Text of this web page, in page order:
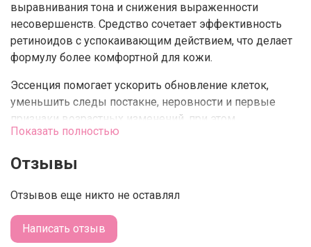
выравнивания тона и снижения выраженности
несовершенств. Средство сочетает эффективность
ретиноидов с успокаивающим действием, что делает
формулу более комфортной для кожи.
Эссенция помогает ускорить обновление клеток,
уменьшить следы постакне, неровности и первые
признаки возрастных изменений, при этом
поддерживая кожный барьер и снижая риск
оставляет липкости и подходит для вечернего ухода.
Формула направлена на постепенное и
контролируемое воздействие, благодаря чему
средство можно использовать в рамках регулярного
Показать полностью
Отзывы
Отзывов еще никто не оставлял
Написать отзыв